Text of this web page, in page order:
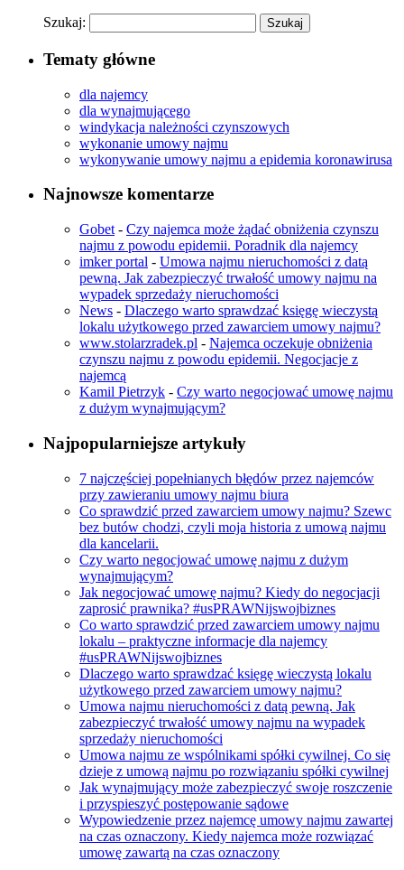
Szukaj:
Tematy główne
dla najemcy
dla wynajmującego
windykacja należności czynszowych
wykonanie umowy najmu
wykonywanie umowy najmu a epidemia koronawirusa
Najnowsze komentarze
Gobet - Czy najemca może żądać obniżenia czynszu
najmu z powodu epidemii. Poradnik dla najemcy
imker portal - Umowa najmu nieruchomości z datą
pewną. Jak zabezpieczyć trwałość umowy najmu na
wypadek sprzedaży nieruchomości
News - Dlaczego warto sprawdzać księgę wieczystą
lokalu użytkowego przed zawarciem umowy najmu?
www.stolarzradek.pl - Najemca oczekuje obniżenia
czynszu najmu z powodu epidemii. Negocjacje z
najemcą
Kamil Pietrzyk - Czy warto negocjować umowę najmu
z dużym wynajmującym?
Najpopularniejsze artykuły
7 najczęściej popełnianych błędów przez najemców
przy zawieraniu umowy najmu biura
Co sprawdzić przed zawarciem umowy najmu? Szewc
bez butów chodzi, czyli moja historia z umową najmu
dla kancelarii.
Czy warto negocjować umowę najmu z dużym
wynajmującym?
Jak negocjować umowę najmu? Kiedy do negocjacji
zaprosić prawnika? #usPRAWNijswojbiznes
Co warto sprawdzić przed zawarciem umowy najmu
lokalu – praktyczne informacje dla najemcy
#usPRAWNijswojbiznes
Dlaczego warto sprawdzać księgę wieczystą lokalu
użytkowego przed zawarciem umowy najmu?
Umowa najmu nieruchomości z datą pewną. Jak
zabezpieczyć trwałość umowy najmu na wypadek
sprzedaży nieruchomości
Umowa najmu ze wspólnikami spółki cywilnej. Co się
dzieje z umową najmu po rozwiązaniu spółki cywilnej
Jak wynajmujący może zabezpieczyć swoje roszczenie
i przyspieszyć postępowanie sądowe
Wypowiedzenie przez najemcę umowy najmu zawartej
na czas oznaczony. Kiedy najemca może rozwiązać
umowę zawartą na czas oznaczony